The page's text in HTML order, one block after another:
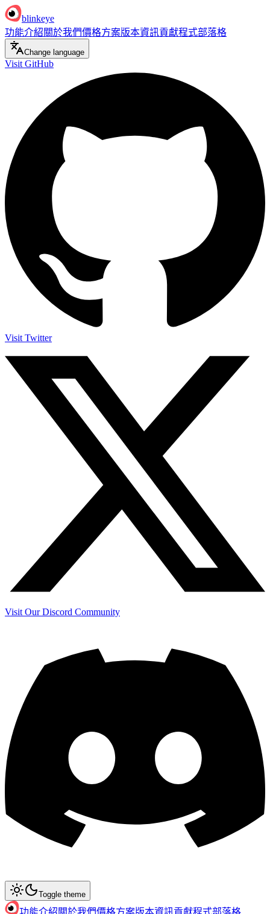
blinkeye
功能介紹關於我們價格方案版本資訊貢獻程式部落格
Change language
Visit GitHub
Visit Twitter
Visit Our Discord Community
Toggle theme
功能介紹關於我們價格方案版本資訊貢獻程式部落格